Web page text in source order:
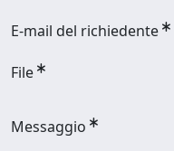
E-mail del richiedente
File
Messaggio